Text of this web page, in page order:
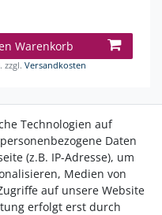
Warenkorb
zzgl.Versandkosten
Sternzeichen
Kette
Warenkorb
zzgl. Versandkosten
Technologien auf
Daten
(z.B. IP-Adresse), um
Medien von
auf unsere Website
erfolgt erst durch